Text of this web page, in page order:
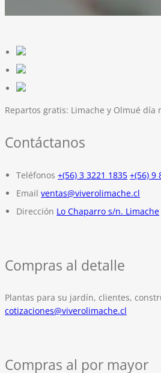
Repartos gratis: Limache y Olmué día
Contáctanos
Teléfonos +(56) 3 3221 1835 +(56) 9
Email ventas@viverolimache.cl
Dirección Lo Chaparro s/n. Limache
Compras al detalle
Plantas para su jardín, clientes,
cotizaciones@viverolimache.cl
Compras al por mayor